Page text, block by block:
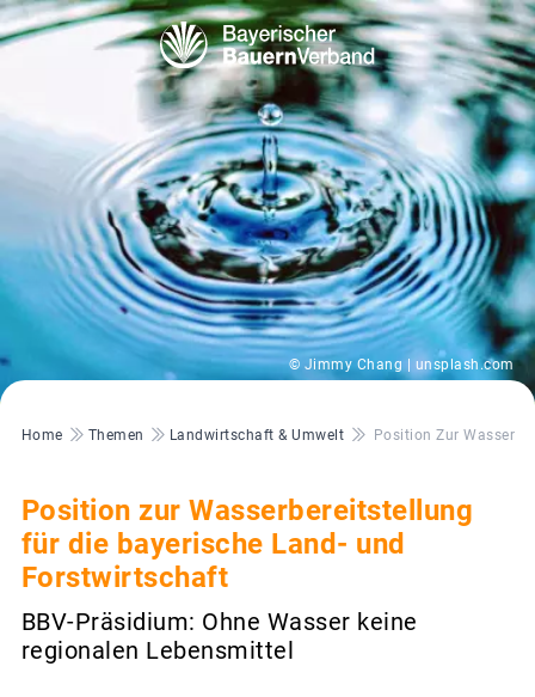
© Jimmy Chang | unsplash.com
Pfadnavigation
Home Themen Landwirtschaft & Umwelt Position Zur
Position zur Wasserbereitstellung
für die bayerische Land- und
Forstwirtschaft
BBV-Präsidium: Ohne Wasser keine
regionalen Lebensmittel